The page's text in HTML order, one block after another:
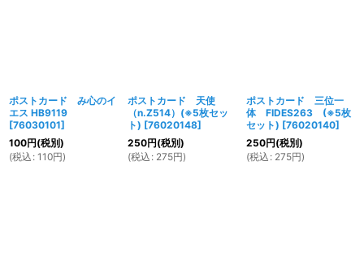
ポストカード み心のイ
エス HB9119
[76030101]
100円(税別)
(税込 : 110円)
ポストカード 天使
（n.Z514）(※5枚セッ
ト) [76020148]
250円(税別)
(税込 : 275円)
ポストカード 三位一
体 FIDES263 (※5枚
セット) [76020140]
250円(税別)
(税込 : 275円)